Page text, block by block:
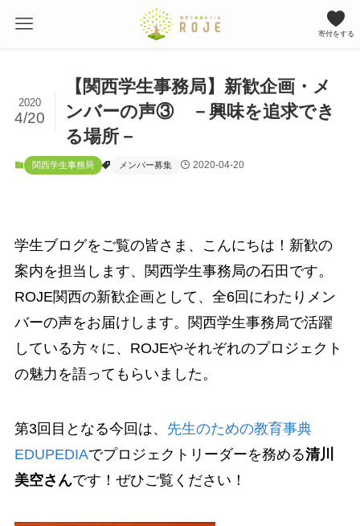
寄付をする
【関西学生事務局】新歓企画・メ
ンバーの声③ －興味を追求でき
る場所－
2020
4/20
関西学生事務局 メンバー募集 2020-04-20
学生ブログをご覧の皆さま、こんにちは！新歓の
案内を担当します、関西学生事務局の石田です。
ROJE関西の新歓企画として、全6回にわたりメン
バーの声をお届けします。関西学生事務局で活躍
している方々に、ROJEやそれぞれのプロジェクト
の魅力を語ってもらいました。
第3回目となる今回は、 先生のための教育事典
EDUPEDIAでプロジェクトリーダーを務める清川
美空さんです！ぜひご覧ください！